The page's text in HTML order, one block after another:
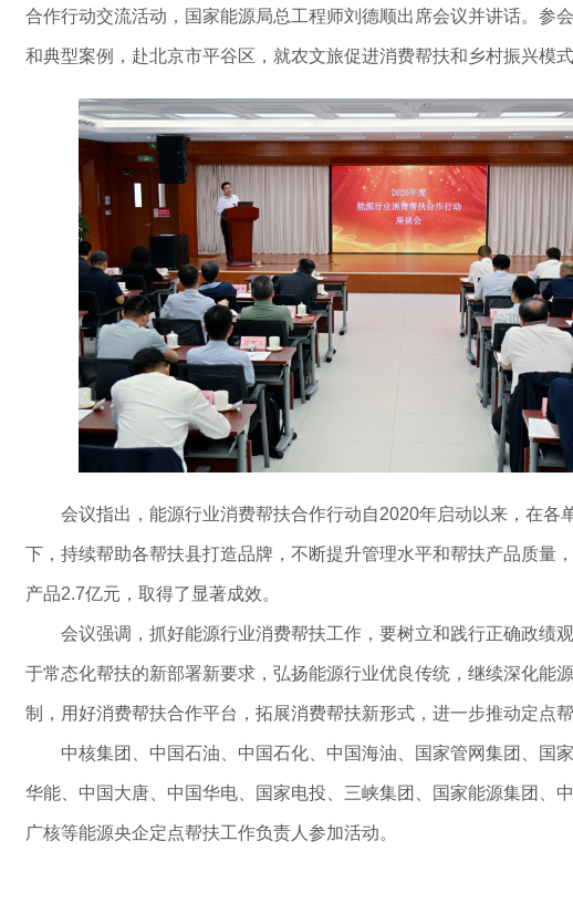
合作行动交流活动，国家能源局总工程师刘德顺出席会议并讲话。参
和典型案例，赴北京市平谷区，就农文旅促进消费帮扶和乡村振兴模
会议指出，能源行业消费帮扶合作行动自2020年启动以来，在各
下，持续帮助各帮扶县打造品牌，不断提升管理水平和帮扶产品质量
产品2.7亿元，取得了显著成效。
会议强调，抓好能源行业消费帮扶工作，要树立和践行正确政绩
于常态化帮扶的新部署新要求，弘扬能源行业优良传统，继续深化能
制，用好消费帮扶合作平台，拓展消费帮扶新形式，进一步推动定点帮
中核集团、中国石油、中国石化、中国海油、国家管网集团、国
华能、中国大唐、中国华电、国家电投、三峡集团、国家能源集团、
广核等能源央企定点帮扶工作负责人参加活动。